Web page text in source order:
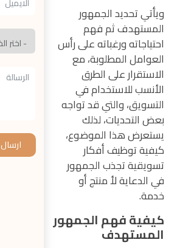
ارسال
ويأتي تحديد الجمهور
المستهدف ثم فهم
احتياجاته ورغباته على رأس
العوامل المطلوبة، مع
الاستقرار على الطرق
الأنسب للاستخدام في
التسويق، والتي قد تواجه
بعض التحديات، لذلك
يستعرض هذا الموضوع،
كيفية توظيف أفكار
تسويقية تجذب الجمهور
في الدعاية لأ منتج أو
خدمة.
كيفية فهم الجمهور
المستهدف